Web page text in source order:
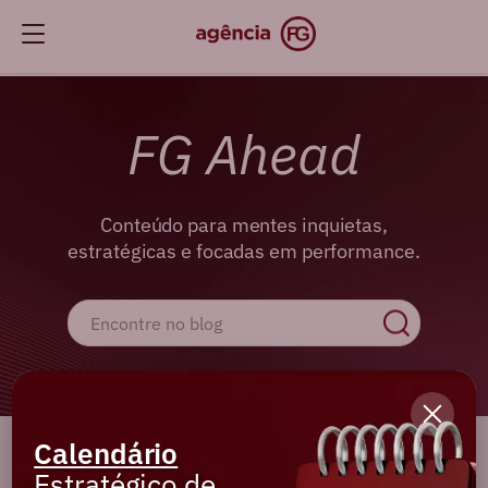
FG Ahead
Conteúdo para mentes inquietas,
estratégicas e focadas em performance.
Cadastre-se e receba os melhores
Calendário